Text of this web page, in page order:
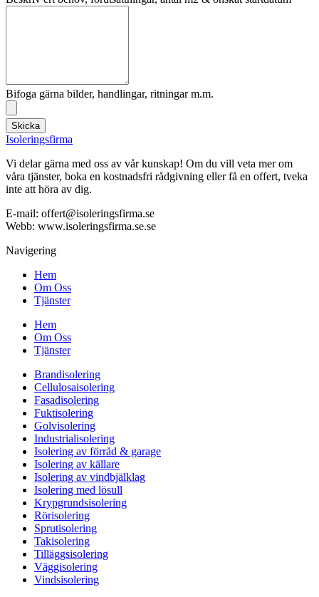
Bifoga gärna bilder, handlingar, ritningar m.m.
Skicka
Isoleringsfirma
Vi delar gärna med oss av vår kunskap! Om du vill veta mer om
våra tjänster, boka en kostnadsfri rådgivning eller få en offert, tveka
inte att höra av dig.
E-mail: offert@isoleringsfirma.se
Webb: www.isoleringsfirma.se.se
Navigering
Hem
Om Oss
Tjänster
Hem
Om Oss
Tjänster
Brandisolering
Cellulosaisolering
Fasadisolering
Fuktisolering
Golvisolering
Industrialisolering
Isolering av förråd & garage
Isolering av källare
Isolering av vindbjälklag
Isolering med lösull
Krypgrundsisolering
Rörisolering
Sprutisolering
Takisolering
Tilläggsisolering
Väggisolering
Vindsisolering